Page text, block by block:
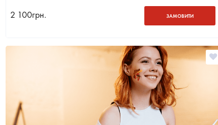
2 100грн. ЗАМОВИТИ